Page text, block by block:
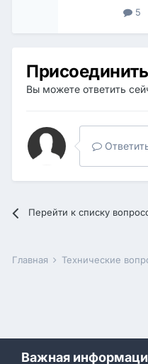
5
Вы можете ответить
Перейти к списку
Главная Технические
Важная